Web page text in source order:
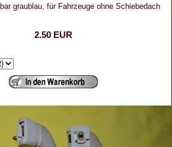
graublau, für Fahrzeuge ohne Schiebedach
2.50 EUR